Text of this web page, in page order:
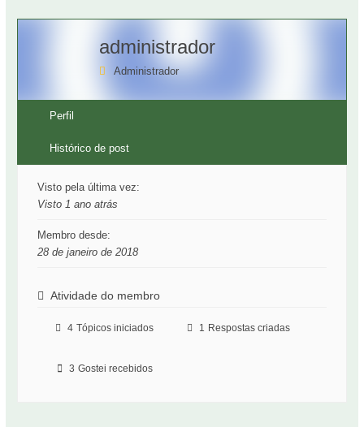
administrador
Administrador
Perfil
Histórico de post
Visto pela última vez:
Visto 1 ano atrás
Membro desde:
28 de janeiro de 2018
Atividade do membro
4 Tópicos iniciados 1 Respostas criadas
3 Gostei recebidos